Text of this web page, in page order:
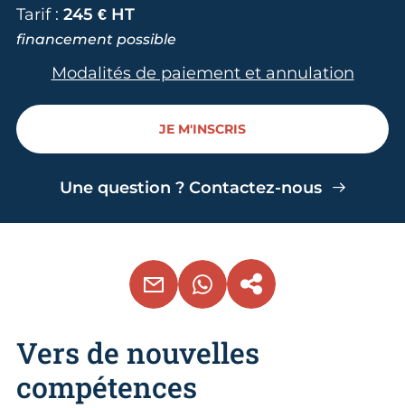
Tarif : 245 € HT
financement possible
Modalités de paiement et annulation
JE M'INSCRIS
Une question ? Contactez-nous
EMAIL WHATSAPPCOPIER LE LIEN
Vers de nouvelles
compétences